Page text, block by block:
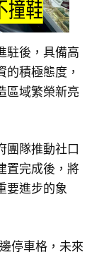
駐後，具備高
積極態度，
區域繁榮新亮
團隊推動社口
置完成後，將
要進步的象
停車格，未來